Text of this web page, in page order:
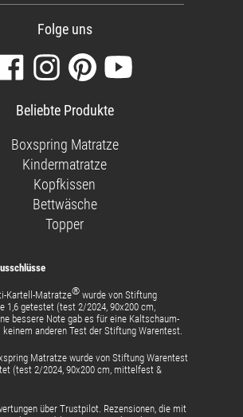
Folge uns
Besuchen
Sie
unsere
Seite
Folgen
Sie
uns
Instagram
Finden
Sie
uns
Pinterest
Sehen
Beliebte Produkte
Boxspring Matratze
Kindermatratze
Kopfkissen
Bettwäsche
Topper
Kartell-Matratze® wurde von Stiftung
1,6 getestet (test 2/2024, 90x200 cm,
bessere Note gab es für eine Kaltschaum-
anderen Test der Stiftung Warentest.
Matratze wurde von Stiftung Warentest
(test 2/2024, 90x200 cm, mittelfest &
über Trustpilot. Rezensionen, die mit